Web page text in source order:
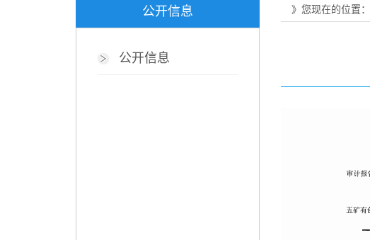
公开信息
公开信息
》您现在的位置：